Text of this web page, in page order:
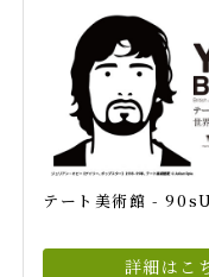
テート美術館 -
詳細はこ